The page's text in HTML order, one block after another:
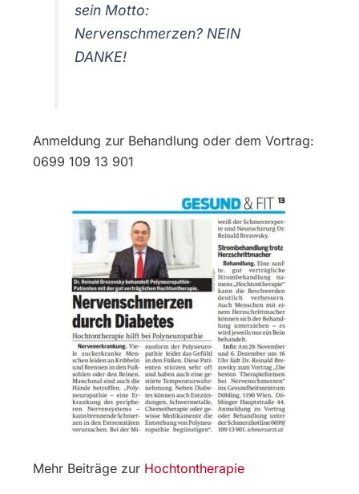
sein Motto:
Nervenschmerzen? NEIN
DANKE!
Anmeldung zur Behandlung oder dem Vortrag:
0699 109 13 901
Mehr Beiträge zur Hochtontherapie